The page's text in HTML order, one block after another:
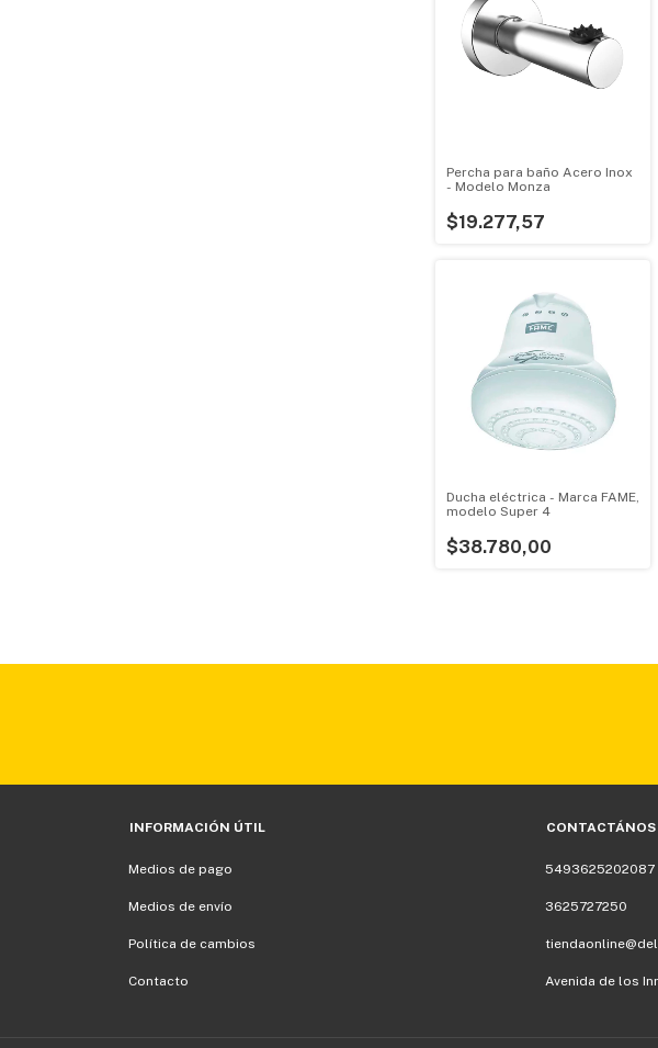
Percha para baño Acero Inox
- Modelo Monza
$19.277,57
Ducha eléctrica - Marca FAME,
modelo Super 4
$38.780,00
INFORMACIÓN ÚTIL
Medios de pago
Medios de envío
Política de cambios
Contacto
CONTACTÁNOS
5493625202087
3625727250
Avenida de los